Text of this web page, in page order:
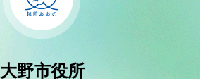
大野市役所